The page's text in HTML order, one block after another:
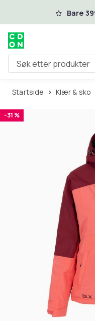
Hopp til Bare
Søk etter produkter
Startside Klær & sko
-31 %